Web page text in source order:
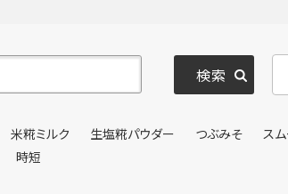
米糀ミルク 生塩糀パウダー つぶみそ ス
時短